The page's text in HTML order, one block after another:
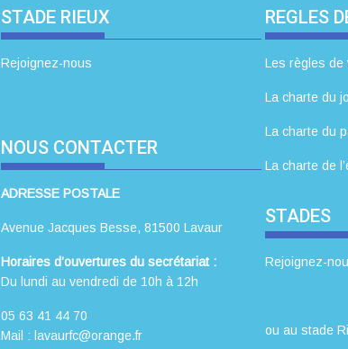
STADE RIEUX
Rejoignez-nous
NOUS CONTACTER
ADRESSE POSTALE
Avenue Jacques Besse, 81500 Lavaur
Horaires d’ouvertures du secrétariat :
Du lundi au vendredi de 10h à 12h
05 63 41 44 70
Mail : lavaurfc@orange.fr
REGLES
Les règles de
La charte du
La charte du
La charte de
STADES
Rejoignez-
ou au stade